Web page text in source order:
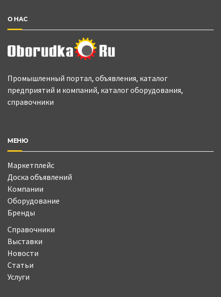
О НАС
Промышленный портал, объявления, каталог
предприятий и компаний, каталог оборудования,
справочники
МЕНЮ
Маркетплейс
Доска объявлений
Компании
Оборудование
Бренды
Справочники
Выставки
Новости
Статьи
Услуги